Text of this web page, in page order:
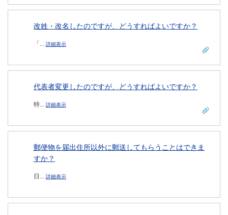
改姓・改名したのですが、どうすればよいですか？
「... 詳細表示
代表者変更したのですが、どうすればよいですか？
特... 詳細表示
郵便物を届出住所以外に郵送してもらうことはできま
すか？
日... 詳細表示